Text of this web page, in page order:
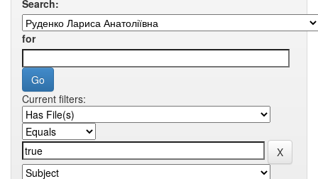
Search:
for
Current filters: